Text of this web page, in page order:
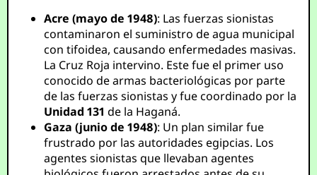
Acre (mayo de 1948): Las fuerzas sionistas
contaminaron el suministro de agua municipal
con tifoidea, causando enfermedades masivas.
La Cruz Roja intervino. Este fue el primer uso
conocido de armas bacteriológicas por parte
de las fuerzas sionistas y fue coordinado por la
Unidad 131 de la Haganá.
Gaza (junio de 1948): Un plan similar fue
frustrado por las autoridades egipcias. Los
agentes sionistas que llevaban agentes